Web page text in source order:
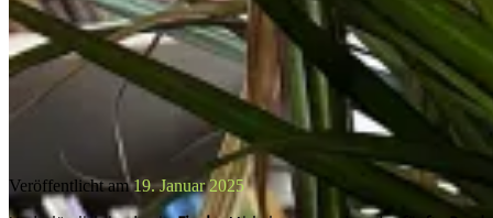
Veröffentlicht am19. Januar 2025